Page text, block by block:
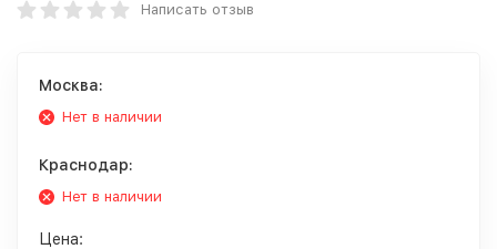
Написать отзыв
Москва:
Нет в наличии
Краснодар:
Нет в наличии
Цена: